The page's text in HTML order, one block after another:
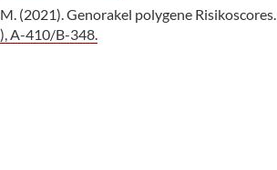
(2021). Genorakel polygene Risikoscores.
A-410/B-348.